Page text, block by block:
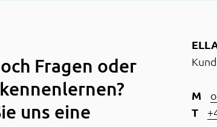
Fragen oder
uns eine
M
T